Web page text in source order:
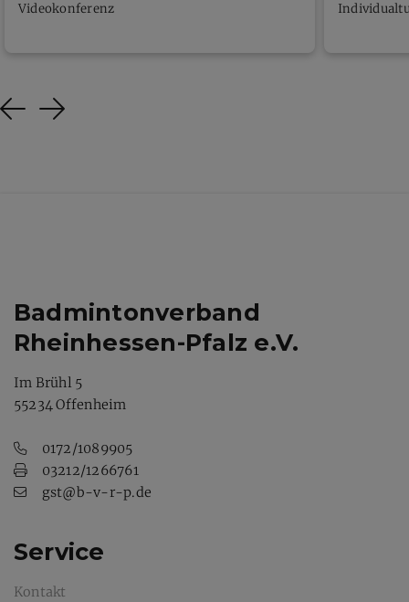
Videokonferenz
Previous
Next
Badmintonverband
Rheinhessen-Pfalz e.V.
Im Brühl 5
55234 Offenheim
0172/1089905
03212/1266761
gst@b-v-r-p.de
Service
Kontakt